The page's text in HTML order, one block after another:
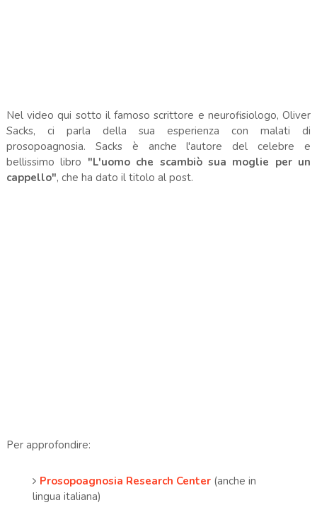
Nel video qui sotto il famoso scrittore e neurofisiologo, Oliver
Sacks, ci parla della sua esperienza con malati di
prosopoagnosia. Sacks è anche l'autore del celebre e
bellissimo libro "L'uomo che scambiò sua moglie per un
cappello", che ha dato il titolo al post.
Per approfondire:
Prosopoagnosia Research Center (anche in
lingua italiana)